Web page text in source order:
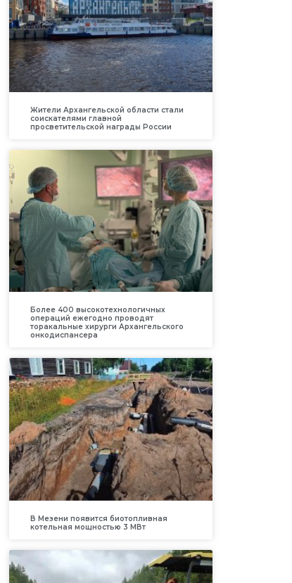
Жители Архангельской области стали
соискателями главной
просветительской награды России
Более 400 высокотехнологичных
операций ежегодно проводят
торакальные хирурги Архангельского
онкодиспансера
В Мезени появится биотопливная
котельная мощностью 3 МВт